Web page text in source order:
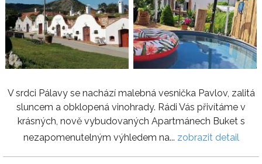
V srdci Pálavy se nachází malebná vesnička Pavlov, zalitá
sluncem a obklopená vinohrady. Rádi Vás přivítáme v
krásných, nově vybudovaných Apartmánech Buket s
nezapomenutelným výhledem na... zobrazit detail